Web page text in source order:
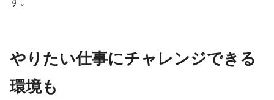
やりたい仕事にチャレンジできる
環境も